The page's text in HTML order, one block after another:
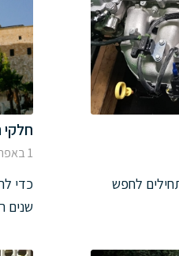
לחפש
חלקי
1 באפריל 2019
כדי
שנים